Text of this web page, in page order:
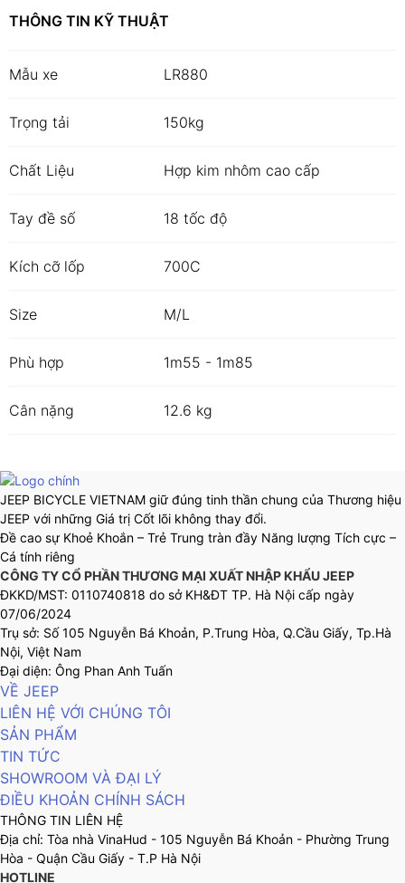
THÔNG TIN KỸ THUẬT
Mẫu xe LR880
Trọng tải 150kg
Chất Liệu Hợp kim nhôm cao cấp
Tay đề số 18 tốc độ
Kích cỡ lốp 700C
Size M/L
Phù hợp 1m55 - 1m85
Cân nặng 12.6 kg
JEEP BICYCLE VIETNAM giữ đúng tinh thần chung của Thương hiệu
JEEP với những Giá trị Cốt lõi không thay đổi.
Đề cao sự Khoẻ Khoắn – Trẻ Trung tràn đầy Năng lượng Tích cực –
Cá tính riêng
CÔNG TY CỔ PHẦN THƯƠNG MẠI XUẤT NHẬP KHẨU JEEP
ĐKKD/MST: 0110740818 do sở KH&ĐT TP. Hà Nội cấp ngày
07/06/2024
Trụ sở: Số 105 Nguyễn Bá Khoản, P.Trung Hòa, Q.Cầu Giấy, Tp.Hà
Nội, Việt Nam
Đại diện: Ông Phan Anh Tuấn
VỀ JEEP
LIÊN HỆ VỚI CHÚNG TÔI
SẢN PHẨM
TIN TỨC
SHOWROOM VÀ ĐẠI LÝ
ĐIỀU KHOẢN CHÍNH SÁCH
THÔNG TIN LIÊN HỆ
Địa chỉ: Tòa nhà VinaHud - 105 Nguyễn Bá Khoản - Phường Trung
Hòa - Quận Cầu Giấy - T.P Hà Nội
HOTLINE